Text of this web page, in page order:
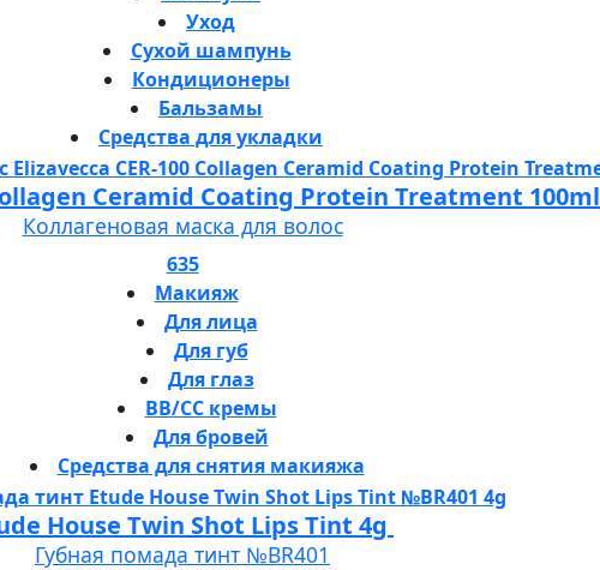
Уход
Сухой шампунь
Кондиционеры
Бальзамы
Средства для укладки
Ceramid Coating Protein Treatment 100ml
Коллагеновая маска для волос
635
Макияж
Для лица
Для губ
Для глаз
BB/CC кремы
Для бровей
Средства для снятия макияжа
House Twin Shot Lips Tint 4g
Губная помада тинт №BR401